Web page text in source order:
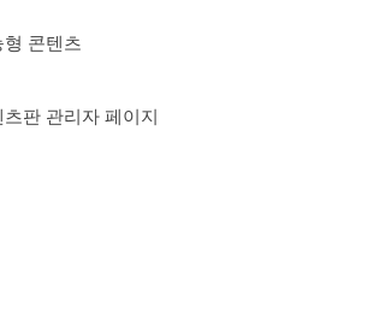
콘텐츠
츠판 관리자 페이지